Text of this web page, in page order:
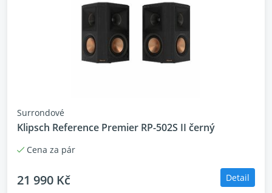
Surrondové
Klipsch Reference Premier RP-502S II černý
Cena za pár
21 990 Kč Detail